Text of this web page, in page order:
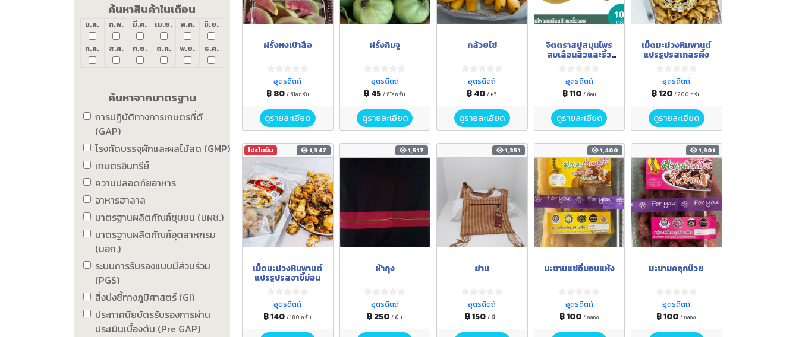
ฝรั่งหงเป่าสือ
อุตรดิตถ์
฿ 80 / กิโลกรัม
ดูรายละเอียด
ฝรั่งกิมจู
อุตรดิตถ์
฿ 45/ กิโลกรัม
ดูรายละเอียด
กล้วยไข่
อุตรดิตถ์
฿ 40/ หวี
ดูรายละเอียด
จิตตราสบู่สมุนไพร
ลบเลือนสิวและริ้ว
อุตรดิตถ์
฿ 110 / ก้อน
ดูรายละเอียด
เม็ดมะม่วงหิมพานต์
แปรรูปรสเกสรผึ้ง
อุตรดิตถ์
฿ 120/ 200 กรัม
ดูรายละเอียด
โปรโมชัน 1,347
เม็ดมะม่วงหิมพานต์
แปรรูปรสงาขี้ม่อน
อุตรดิตถ์
฿ 140/ 180 กรัม
1,517
ผ้าถุง
อุตรดิตถ์
฿ 250/ ผืน
1,351
ย่าม
อุตรดิตถ์
฿ 150/ ผืน
1,400
มะขามแช่อิ่มอบแห้ง
อุตรดิตถ์
฿ 100 / กล่อง
1,301
มะขามคลุกบ๊วย
อุตรดิตถ์
฿ 100/ กล่อง
ค้นหาสินค้าในเดือน
ม.ค. ก.พ. มี.ค. เม.ย. พ.ค. มิ.ย.
ก.ค. ส.ค. ก.ย. ต.ค. พ.ย. ธ.ค.
ค้นหาจากมาตรฐาน
การปฏิบัติทางการเกษตรที่ดี
(GAP)
โรงคัดบรรจุผักและผลไม้สด (GMP)
เกษตรอินทรีย์
ความปลอดภัยอาหาร
อาหารฮาลาล
มาตรฐานผลิตภัณฑ์ชุมชน (มผช.)
มาตรฐานผลิตภัณฑ์อุตสาหกรม
(มอก.)
ระบบการรับรองแบบมีส่วนร่วม
(PGS)
สิ่งบ่งชี้ทางภูมิศาสตร์ (GI)
ประกาศนียบัตรรับรองการผ่าน
ประเมินเบื้องต้น (Pre GAP)